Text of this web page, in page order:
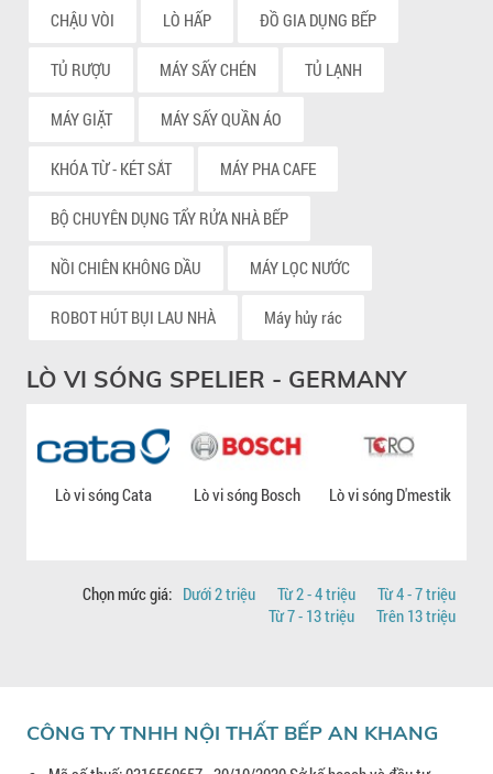
CHẬU VÒI LÒ HẤP ĐỒ GIA DỤNG BẾP
TỦ RƯỢU MÁY SẤY CHÉN TỦ LẠNH
MÁY GIẶT MÁY SẤY QUẦN ÁO
KHÓA TỪ - KÉT SẮT MÁY PHA CAFE
BỘ CHUYÊN DỤNG TẨY RỬA NHÀ BẾP
NỒI CHIÊN KHÔNG DẦU MÁY LỌC NƯỚC
ROBOT HÚT BỤI LAU NHÀ Máy hủy rác
LÒ VI SÓNG SPELIER - GERMANY
Lò vi sóng Cata Lò vi sóng Bosch Lò vi sóng D'mestik
Chọn mức giá: Dưới 2 triệu Từ 2 - 4 triệu
Từ 4 - 7 triệu
Từ 7 - 13 triệu
Trên 13 triệu
CÔNG TY TNHH NỘI THẤT BẾP AN KHANG